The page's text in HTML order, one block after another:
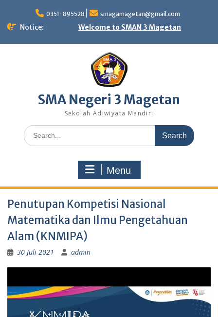
content
0351-895528 smagamagetan@gmail.com
Notice: Welcome to SMAN 3 Magetan
SMA Negeri 3 Magetan
Sekolah Adiwiyata Mandiri
Search
for:
Menu
Penutupan Kompetisi Nasional
Matematika dan Ilmu Pengetahuan
Alam (KNMIPA)
30 Juli 2021 admin